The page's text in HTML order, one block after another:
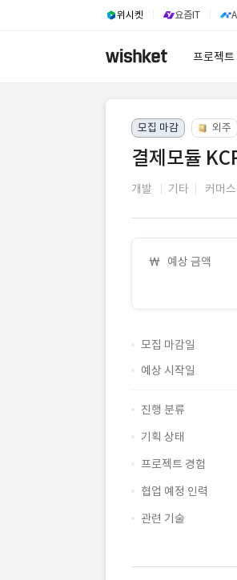
위시켓 요즘IT
프로젝트
모집 마감 외주
결제모듈
개발 기타 커머
예상 금액
모집 마감일
예상 시작일
진행 분류
기획 상태
프로젝트 경험
협업 예정 인력
관련 기술